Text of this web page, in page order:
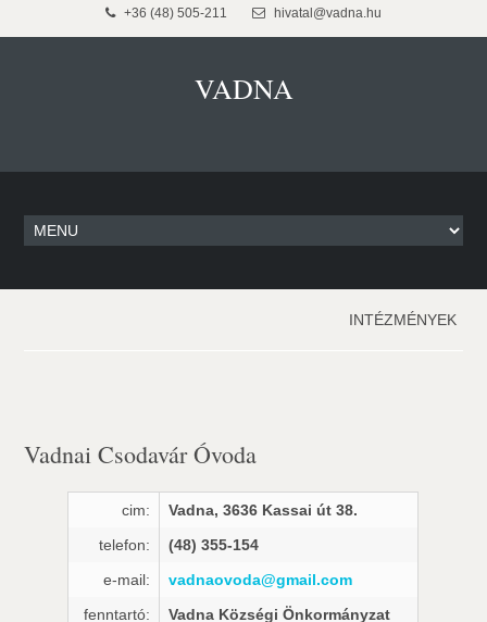
+36 (48) 505-211 hivatal@vadna.hu
VADNA
INTÉZMÉNYEK
Vadnai Csodavár Óvoda
cim:
Vadna, 3636 Kassai út 38.
telefon:
(48) 355-154
e-mail:
vadnaovoda@gmail.com
fenntartó:
Vadna Községi Önkormányzat